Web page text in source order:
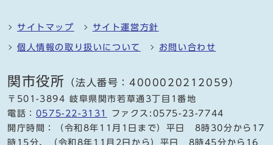
サイトマップ サイト運営方針
個人情報の取り扱いについて お問い合わせ
関市役所 （法人番号：4000020212059）
〒501-3894 岐阜県関市若草通3丁目1番地
電話： 0575-22-3131
ファクス:0575-23-7744
開庁時間：（令和8年11月1日まで）平日 8時30分から17
時15分、（令和8年11月2日から）平日 8時45分から16